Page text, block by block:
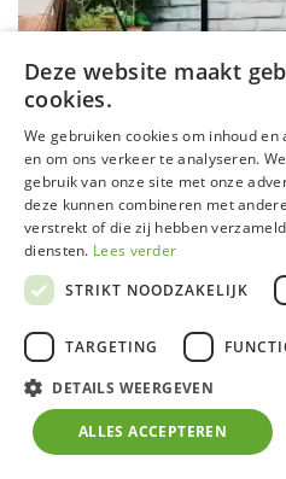
SERRE MICCOLO 03
Breedte :0,82 m
Lengte: 2,24 m
Goothoogte:1,79 m
Nokhoogte :2,19 m
Deze website maakt
cookies.
We gebruiken cookies om inhoud
en om ons verkeer te analyseren.
gebruik van onze site met onze
deze kunnen combineren met
verstrekt of die zij hebben
diensten. Lees verder
STRIKT NOODZAKELIJK
TARGETING
DETAILS WEERGEVEN
ALLES ACCEPTEREN